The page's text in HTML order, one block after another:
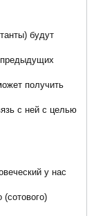
будут
предыдущих
получить
с ней с целью
у нас
(сотового)